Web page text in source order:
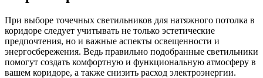
При выборе точечных светильников для натяжного потолка в
коридоре следует учитывать не только эстетические
предпочтения, но и важные аспекты освещенности и
энергосбережения. Ведь правильно подобранные светильники
помогут создать комфортную и функциональную атмосферу в
вашем коридоре, а также снизить расход электроэнергии.